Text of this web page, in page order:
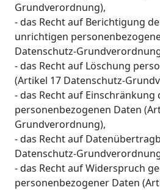
Grundverordnung),
- das Recht auf Berichtigung
unrichtigen
Datenschutz-
- das Recht auf Löschung
(Artikel 17 Datenschutz-
- das Recht auf
personenbezogenen Daten
Grundverordnung),
- das Recht auf
Datenschutz-
- das Recht auf Widerspruch
personenbezogener Daten